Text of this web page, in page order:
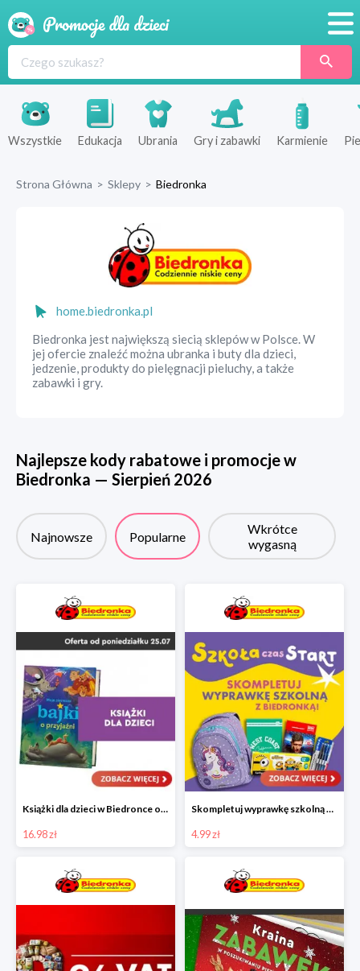
Produkty
Sklepy
Wszystkie Edukacja Ubrania Gry i zabawki Karmienie
Strona Główna > Sklepy > Biedronka
home.biedronka.pl
Biedronka jest największą siecią sklepów w Polsce. W
jej ofercie znaleźć można ubranka i buty dla dzieci,
jedzenie, produkty do pielęgnacji pieluchy, a także
zabawki i gry.
Najlepsze kody rabatowe i promocje w
Biedronka — Sierpień 2026
Najnowsze Popularne
Wkrótce
wygasną
Książki dla dzieci w Biedronce od 16,99 zł
16.98 zł
Skompletuj wyprawkę szkolną z Biedronką od 4,99 zł
4.99 zł